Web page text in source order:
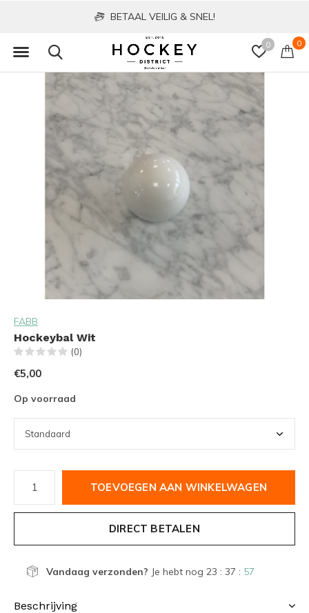
0 0
BETAAL VEILIG & SNEL!
FABB
Hockeybal Wit
(0)
€5,00
Op voorraad
TOEVOEGEN AAN WINKELWAGEN
DIRECT BETALEN
Vandaag verzonden? Je hebt nog 23 : 37 : 57
Beschrijving